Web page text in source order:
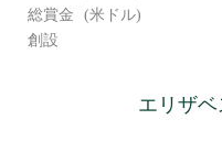
総賞金 (米ドル)
創設
エリザ